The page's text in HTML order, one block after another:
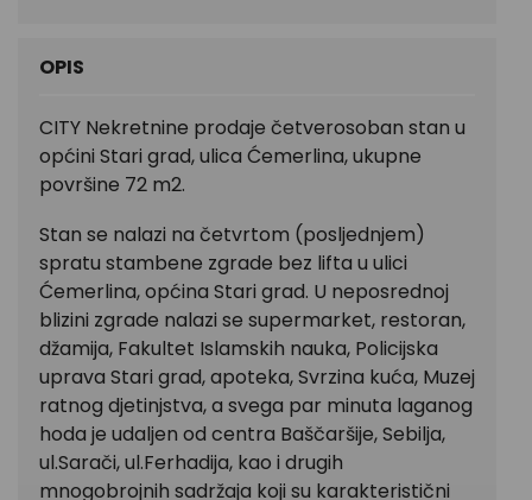
OPIS
CITY Nekretnine prodaje četverosoban stan u
općini Stari grad, ulica Ćemerlina, ukupne
površine 72 m2.
Stan se nalazi na četvrtom (posljednjem)
spratu stambene zgrade bez lifta u ulici
Ćemerlina, općina Stari grad. U neposrednoj
blizini zgrade nalazi se supermarket, restoran,
džamija, Fakultet Islamskih nauka, Policijska
uprava Stari grad, apoteka, Svrzina kuća, Muzej
ratnog djetinjstva, a svega par minuta laganog
hoda je udaljen od centra Baščaršije, Sebilja,
ul.Sarači, ul.Ferhadija, kao i drugih
mnogobrojnih sadržaja koji su karakteristični